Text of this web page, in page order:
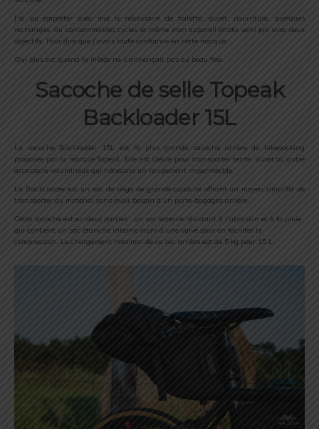
J’ai pu emporter avec moi le nécessaire de toilette, duvet, nourriture, quelques
rechanges, du consommables cycles et même mon appareil photo semi pro avec deux
objectifs. Pour dire que j’avais toute confiance en cette marque.
Qui plus est quand la météo ne s’annonçait pas au beau fixe.
Sacoche de selle Topeak
Backloader 15L
La sacoche Backloader 15L est la plus grande sacoche arrière de bikepacking
proposée par la marque Topeak. Elle est idéale pour transporter tente, duvet ou autre
accessoire volumineux qui nécessite un rangement imperméable.
La BackLoader est un sac de siège de grande capacité offrant un moyen simplifié de
transporter du matériel sans avoir besoin d’un porte-bagages arrière.
Cette sacoche est en deux parties : un sac externe résistant à l’abrasion et à la pluie
qui contient un sac étanche interne muni d’une valve pour en faciliter la
compression. Le chargement maximal de ce sac arrière est de 5 kg pour 15 L.